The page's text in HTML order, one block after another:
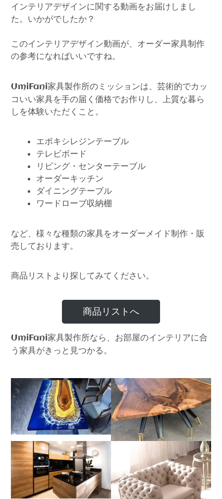
インテリアデザインに関する動画をお届けしまし
た。いかがでしたか？
このインテリアデザイン動画が、オーダー家具制作
の参考になればいいですね。
UmiFani家具製作所のミッションは、芸術的でカッ
コいい家具を手の届く価格でお作りし、上質な暮ら
しを体験いただくこと。
エポキシレジンテーブル
テレビボード
リビング・センターテーブル
オーダーキッチン
ダイニングテーブル
ワードローブ収納棚
など、様々な種類の家具をオーダーメイド制作・販
売しております。
商品リストより探してみてください。
商品リストへ
UmiFani家具製作所なら、お部屋のインテリアに合
う家具がきっと見つかる。